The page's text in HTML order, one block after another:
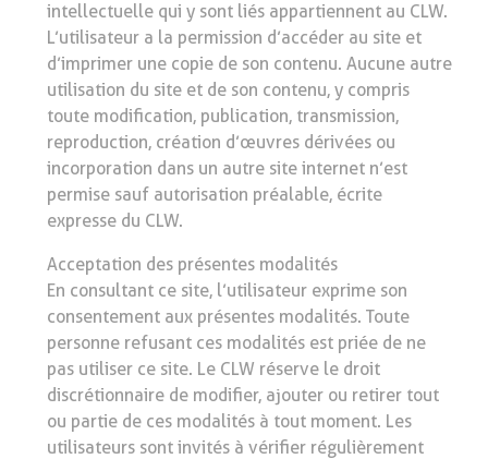
intellectuelle qui y sont liés appartiennent au CLW.
L’utilisateur a la permission d’accéder au site et
d’imprimer une copie de son contenu. Aucune autre
utilisation du site et de son contenu, y compris
toute modification, publication, transmission,
reproduction, création d’œuvres dérivées ou
incorporation dans un autre site internet n’est
permise sauf autorisation préalable, écrite
expresse du CLW.
Acceptation des présentes modalités
En consultant ce site, l’utilisateur exprime son
consentement aux présentes modalités. Toute
personne refusant ces modalités est priée de ne
pas utiliser ce site. Le CLW réserve le droit
discrétionnaire de modifier, ajouter ou retirer tout
ou partie de ces modalités à tout moment. Les
utilisateurs sont invités à vérifier régulièrement